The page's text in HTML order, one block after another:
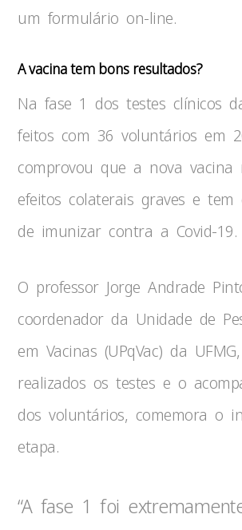
um formulário on-line.
A vacina tem bons resultados?
Na fase 1 dos testes clínicos
feitos com 36 voluntários em
comprovou que a nova vacina
efeitos colaterais graves e tem
de imunizar contra a Covid-19.
O professor Jorge Andrade
coordenador da Unidade de
em Vacinas (UPqVac) da
realizados os testes e o
dos voluntários, comemora o
etapa.
“A fase 1 foi